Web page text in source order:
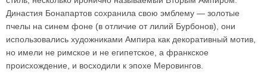
Династия Бонапартов сохранила свою эмблему — золотые
пчелы на синем фоне (в отличие от лилий Бурбонов), они
использовались художниками Ампира как декоративный мотив,
но имели не римское и не египетское, а франкское
происхождение, и восходили к эпохе Меровингов.